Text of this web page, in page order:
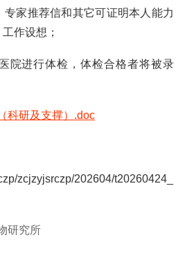
家推荐信和其它可证明本人能力
作设想；
院进行体检，体检合格者将被录
科研及支撑）.doc
zcjzyjsrczp/202604/t20260424_
研究所